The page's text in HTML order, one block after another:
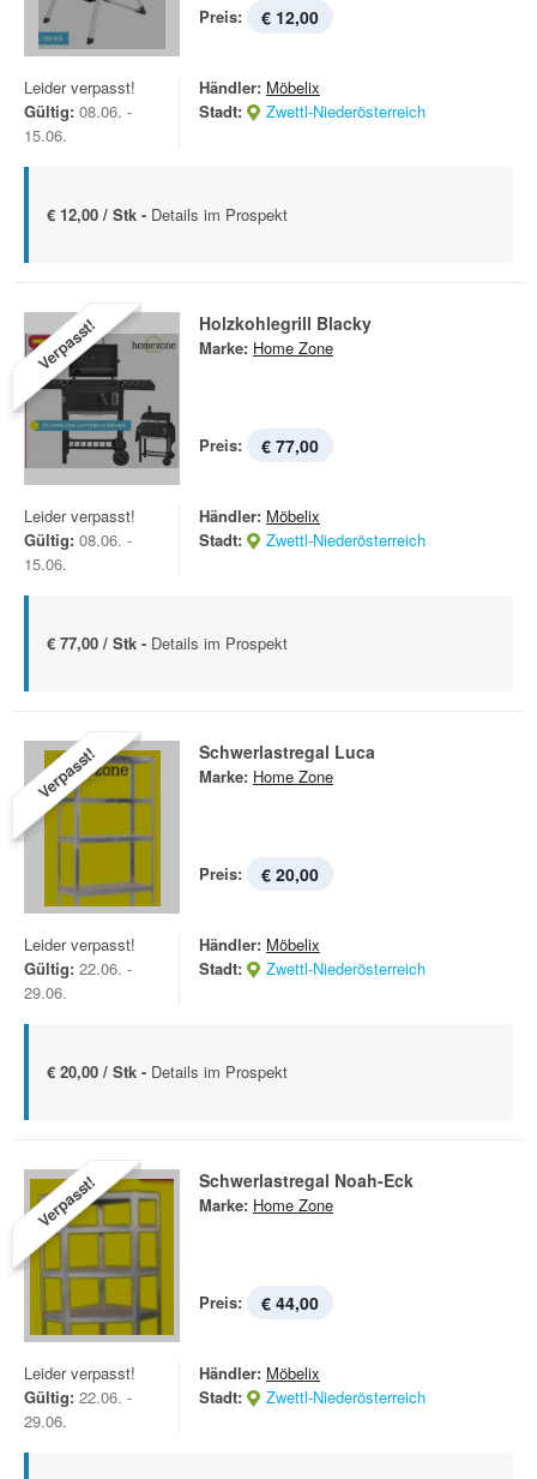
Preis: € 12,00
Leider verpasst!
Gültig: 08.06. -
15.06.
Händler: Möbelix
Stadt:
Zwettl-Niederösterreich
€ 12,00 / Stk - Details im Prospekt
Verpasst! Holzkohlegrill Blacky
Marke: Home Zone
Preis: € 77,00
Leider verpasst!
Gültig: 08.06. -
15.06.
Händler: Möbelix
Stadt:
Zwettl-Niederösterreich
€ 77,00 / Stk - Details im Prospekt
Verpasst! Schwerlastregal Luca
Marke: Home Zone
Preis: € 20,00
Leider verpasst!
Gültig: 22.06. -
29.06.
Händler: Möbelix
Stadt:
Zwettl-Niederösterreich
€ 20,00 / Stk - Details im Prospekt
Verpasst! Schwerlastregal Noah-Eck
Marke: Home Zone
Preis: € 44,00
Leider verpasst!
Gültig: 22.06. -
29.06.
Händler: Möbelix
Stadt:
Zwettl-Niederösterreich